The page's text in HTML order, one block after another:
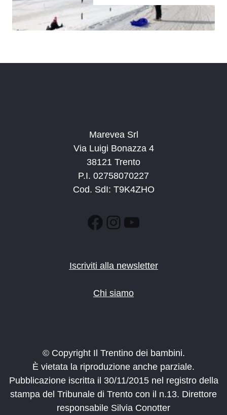
Marevea Srl
Via Luigi Bonazza 4
38121 Trento
P.I. 02758070227
Cod. SdI: T9K4ZHO
Facebook
Instagram
YouTube
Iscriviti alla newsletter
Chi siamo
© Copyright Il Trentino dei bambini.
È vietata la riproduzione anche parziale.
Pubblicazione iscritta il 30/11/2015 nel registro della
stampa del Tribunale di Trento con il n.13. Direttore
responsabile Silvia Conotter